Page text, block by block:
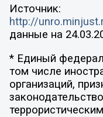
Источник:
http://
данные на
* Единый
том числе
организаций,